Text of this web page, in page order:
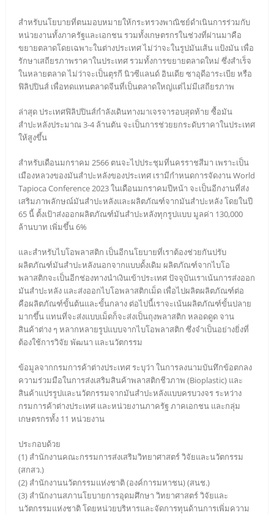
สำหรับนโยบายที่ตนมอบหมายให้กระทรวงพาณิชย์ดำเนินการร่วมกับ
หน่วยงานทั้งภาครัฐและเอกชน รวมทั้งเกษตรกรในช่วงที่ผ่านมาคือ
ขยายตลาดโดยเฉพาะในต่างประเทศ ไม่ว่าจะในรูปมันเส้น แป้งมัน เพื่อ
รักษาเสถียรภาพราคาในประเทศ รวมทั้งการขยายตลาดใหม่ ซึ่งสำเร็จ
ในหลายตลาด ไม่ว่าจะเป็นตุรกี นิวซีแลนด์ อินเดีย ซาอุดีอาระเบีย หรือ
ฟิลิปปินส์ เพื่อทดแทนตลาดจีนที่เป็นตลาดใหญ่แต่ไม่มีเสถียรภาพ
ล่าสุด ประเทศฟิลิปปินส์กำลังเดินทางมาเจรจารอบสุดท้าย ซื้อมัน
สำปะหลังประมาณ 3-4 ล้านตัน จะเป็นการช่วยยกระดับราคาในประเทศ
ให้สูงขึ้น
สำหรับเดือนมกราคม 2566 ตนจะไปประชุมที่นครราชสีมา เพราะเป็น
เมืองหลวงของมันสำปะหลังของประเทศ เรามีกำหนดการจัดงาน World
Tapioca Conference 2023 ในเดือนมกราคมปีหน้า จะเป็นอีกงานที่ส่ง
เสริมภาพลักษณ์มันสำปะหลังและผลิตภัณฑ์จากมันสำปะหลัง โดยในปี
65 นี้ ตั้งเป้าส่งออกผลิตภัณฑ์มันสำปะหลังทุกรูปแบบ มูลค่า 130,000
ล้านบาท เพิ่มขึ้น 6%
และสำหรับไบโอพลาสติก เป็นอีกนโยบายที่เราต้องช่วยกันปรับ
ผลิตภัณฑ์มันสำปะหลังนอกจากแบบดั้งเดิม ผลิตภัณฑ์จากไบโอ
พลาสติกจะเป็นอีกช่องทางนำเงินเข้าประเทศ ปัจจุบันเราเน้นการส่งออก
มันสำปะหลัง และส่งออกไบโอพลาสติกเม็ด เพื่อไปผลิตผลิตภัณฑ์ต่อ
คือผลิตภัณฑ์ขั้นต้นและขั้นกลาง ต่อไปนี้เราจะเน้นผลิตภัณฑ์ขั้นปลาย
มากขึ้น แทนที่จะส่งแบบเม็ดก็จะส่งเป็นถุงพลาสติก หลอดดูด จาน
สินค้าต่าง ๆ หลากหลายรูปแบบจากไบโอพลาสติก ซึ่งจำเป็นอย่างยิ่งที่
ต้องใช้การวิจัย พัฒนา และนวัตกรรม
ข้อมูลจากกรมการค้าต่างประเทศ ระบุว่า ในการลงนามบันทึกข้อตกลง
ความร่วมมือในการส่งเสริมสินค้าพลาสติกชีวภาพ (Bioplastic) และ
สินค้าแปรรูปและนวัตกรรมจากมันสำปะหลังแบบครบวงจร ระหว่าง
กรมการค้าต่างประเทศ และหน่วยงานภาครัฐ ภาคเอกชน และกลุ่ม
เกษตรกรทั้ง 11 หน่วยงาน
ประกอบด้วย
(1) สำนักงานคณะกรรมการส่งเสริมวิทยาศาสตร์ วิจัยและนวัตกรรม
(สกสว.)
(2) สำนักงานนวัตกรรมแห่งชาติ (องค์การมหาชน) (สนช.)
(3) สำนักงานสภานโยบายการอุดมศึกษา วิทยาศาสตร์ วิจัยและ
นวัตกรรมแห่งชาติ โดยหน่วยบริหารและจัดการทุนด้านการเพิ่มความ